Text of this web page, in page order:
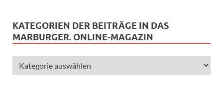
KATEGORIEN DER BEITRÄGE IN DAS
MARBURGER. ONLINE-MAGAZIN